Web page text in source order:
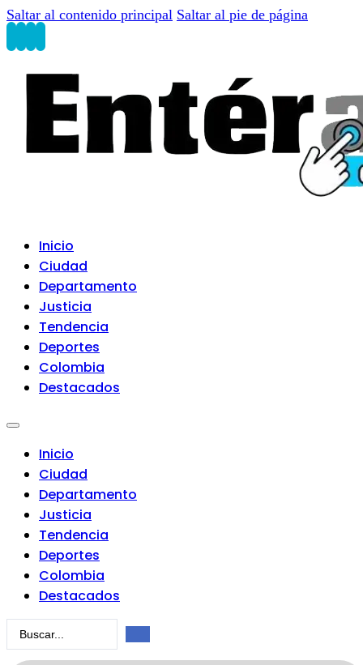
Saltar al contenido principal Saltar al pie de página
Inicio
Ciudad
Departamento
Justicia
Tendencia
Deportes
Colombia
Destacados
Inicio
Ciudad
Departamento
Justicia
Tendencia
Deportes
Colombia
Destacados
Search